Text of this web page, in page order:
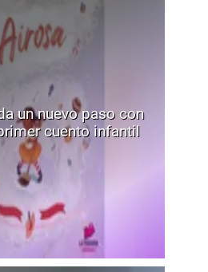
un nuevo paso con
cuento infantil